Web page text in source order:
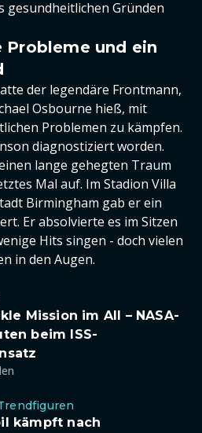
gesundheitlichen Gründen
Probleme und ein
der legendäre Frontmann,
Osbourne hieß, mit
Problemen zu kämpfen.
diagnostiziert worden.
lange gehegten Traum
Mal auf. Im Stadion Villa
Birmingham gab er ein
Er absolvierte es im Sitzen
Hits singen - doch vielen
in den Augen.
Mission im All – NASA-
beim ISS-
kämpft nach